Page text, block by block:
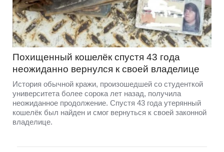
Похищенный кошелёк спустя 43 года
неожиданно вернулся к своей владелице
История обычной кражи, произошедшей со студенткой
университета более сорока лет назад, получила
неожиданное продолжение. Спустя 43 года утерянный
кошелёк был найден и смог вернуться к своей законной
владелице.